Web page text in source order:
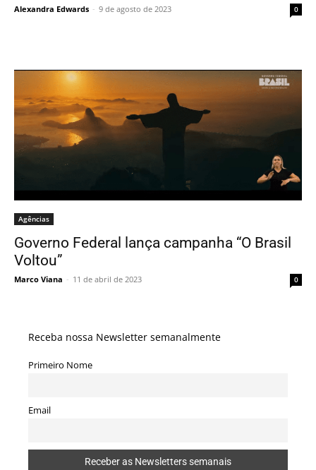
Alexandra Edwards - 9 de agosto de 2023 0
Agências
Governo Federal lança campanha “O Brasil
Voltou”
Marco Viana - 11 de abril de 2023 0
Receba nossa Newsletter semanalmente
Primeiro Nome
Email